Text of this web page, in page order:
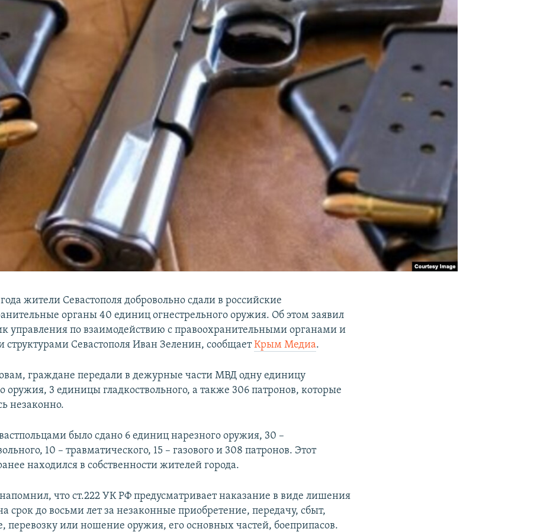
жители Севастополя добровольно сдали в российские
органы 40 единиц огнестрельного оружия. Об этом заявил
управления по взаимодействию с правоохранительными органами и
структурами Севастополя Иван Зеленин, сообщаетКрым Медиа.
граждане передали в дежурные части МВД одну единицу
оружия, 3 единицы гладкоствольного, а также 306 патронов, которые
незаконно.
было сдано 6 единиц нарезного оружия, 30 –
10 – травматического, 15 – газового и 308 патронов. Этот
находился в собственности жителей города.
что ст.222 УК РФ предусматривает наказание в виде лишения
срок до восьми лет за незаконные приобретение, передачу, сбыт,
перевозку или ношение оружия, его основных частей, боеприпасов.